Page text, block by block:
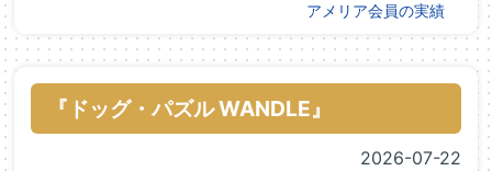
アメリア会員の実績
『ドッグ・パズル WANDLE』
2026-07-22